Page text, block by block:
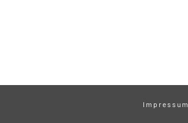
Impressum